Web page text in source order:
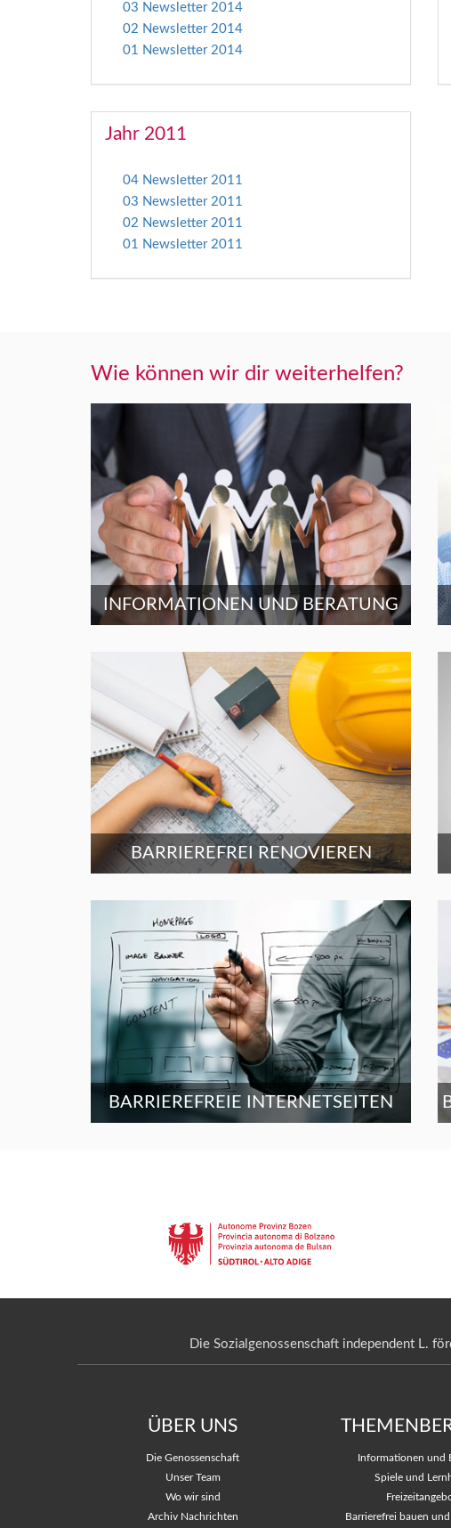
03 Newsletter 2014
02 Newsletter 2014
01 Newsletter 2014
Jahr 2011
04 Newsletter 2011
03 Newsletter 2011
02 Newsletter 2011
01 Newsletter 2011
Wie können wir dir weiterhelfen?
INFORMATIONEN UND BERATUNG
BARRIEREFREI RENOVIEREN
BARRIEREFREIE INTERNETSEITEN
Die Sozialgenossenschaft independent L.
ÜBER UNS
Die Genossenschaft
Unser Team
Wo wir sind
Archiv Nachrichten
Informationen und
Spiele und
Barrierefrei bauen